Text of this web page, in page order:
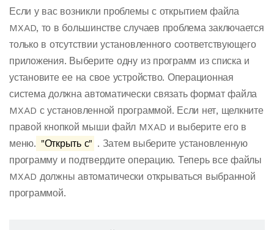
Если у вас возникли проблемы с открытием файла
MXAD, то в большинстве случаев проблема заключается
только в отсутствии установленного соответствующего
приложения. Выберите одну из программ из списка и
установите ее на свое устройство. Операционная
система должна автоматически связать формат файла
MXAD с установленной программой. Если нет, щелкните
правой кнопкой мыши файл MXAD и выберите его в
меню. "Открыть с" . Затем выберите установленную
программу и подтвердите операцию. Теперь все файлы
MXAD должны автоматически открываться выбранной
программой.